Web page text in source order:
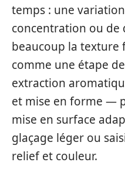
temps : une
concentration ou de
beaucoup la texture
comme une étape
extraction
et mise en forme —
mise en surface
glaçage léger ou
relief et couleur.